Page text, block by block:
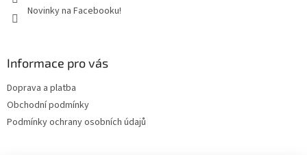
Novinky na Facebooku!
Informace pro vás
Doprava a platba
Obchodní podmínky
Podmínky ochrany osobních údajů